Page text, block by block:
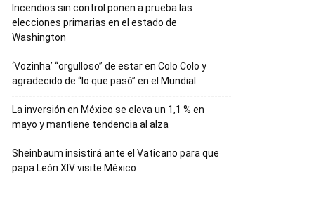
Incendios sin control ponen a prueba las
elecciones primarias en el estado de
Washington
‘Vozinha’ “orgulloso” de estar en Colo Colo y
agradecido de “lo que pasó” en el Mundial
La inversión en México se eleva un 1,1 % en
mayo y mantiene tendencia al alza
Sheinbaum insistirá ante el Vaticano para que
papa León XIV visite México